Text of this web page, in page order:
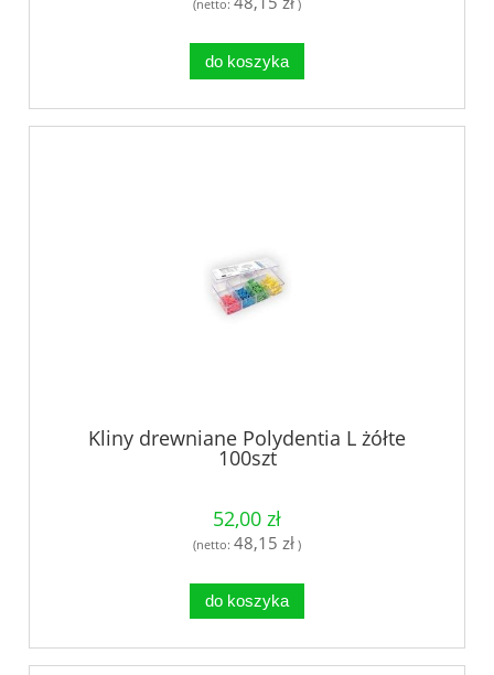
(netto: )
do koszyka
Kliny drewniane Polydentia L żółte
100szt
52,00 zł
(netto: 48,15 zł )
do koszyka